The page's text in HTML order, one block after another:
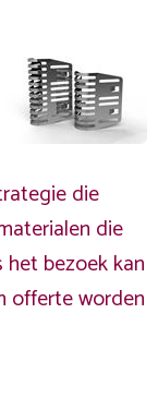
die
die
bezoek kan
offerte worden